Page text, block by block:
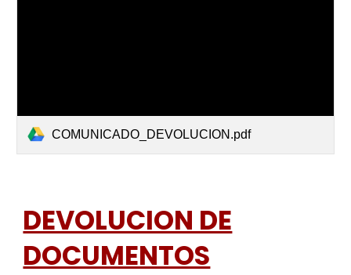
COMUNICADO_DEVOLUCION.pdf
DEVOLUCION DE
DOCUMENTOS